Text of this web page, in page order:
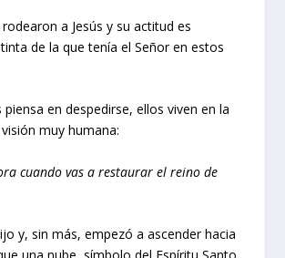
a Jesús y su actitud es
de la que tenía el Señor en estos
piensa en despedirse, ellos viven en la
muy humana:
cuando vas a restaurar el reino de
y, sin más, empezó a ascender hacia